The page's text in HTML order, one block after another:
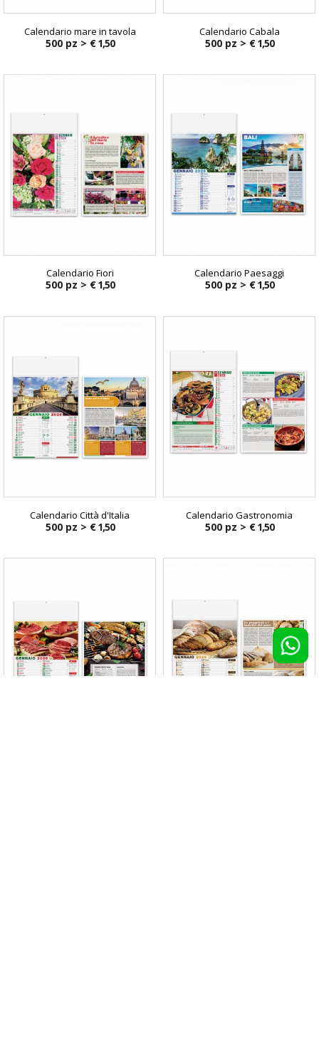
Calendario mare in tavola
500 pz > € 1,50
Calendario Cabala
500 pz > € 1,50
Calendario Fiori
500 pz > € 1,50
Calendario Paesaggi
500 pz > € 1,50
Calendario Città d'Italia
500 pz > € 1,50
Calendario Gastronomia
500 pz > € 1,50